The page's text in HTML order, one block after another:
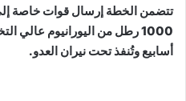
تتضمن الخطة إرسال قوات خاصة
1000 رطل من اليورانيوم
أسابيع وتُنفذ تحت نيران العدو.